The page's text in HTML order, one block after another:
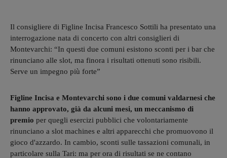
Il consigliere di Figline Incisa Francesco Sottili ha presentato una
interrogazione nata di concerto con altri consiglieri di
Montevarchi: “In questi due comuni esistono sconti per i bar che
rinunciano alle slot, ma finora i risultati ottenuti sono risibili.
Serve un impegno più forte”
Figline Incisa e Montevarchi sono i due comuni valdarnesi che
hanno approvato, già da alcuni mesi, un meccanismo di
premio per quegli esercizi pubblici che volontariamente
rinunciano a slot machines e altri apparecchi che promuovono il
gioco d'azzardo. In cambio, sconti sulle tassazioni comunali, in
particolare sulla Tari: ma per ora di risultati se ne contano